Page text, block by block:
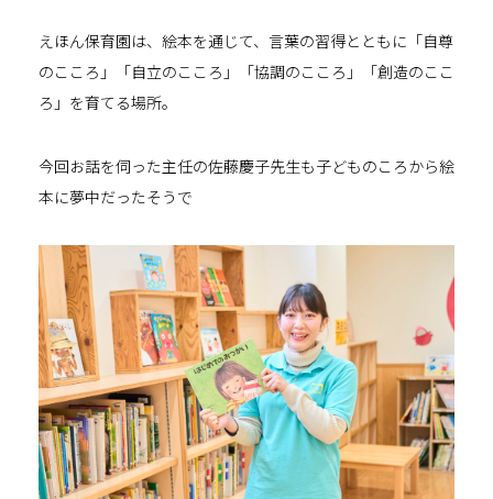
えほん保育園は、絵本を通じて、言葉の習得とともに「自尊
のこころ」「自立のこころ」「協調のこころ」「創造のここ
ろ」を育てる場所。
今回お話を伺った主任の佐藤慶子先生も子どものころから絵
本に夢中だったそうで